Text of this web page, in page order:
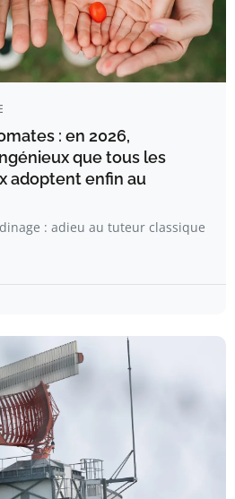
: en 2026,
que tous les
adoptent enfin au
: adieu au tuteur classique